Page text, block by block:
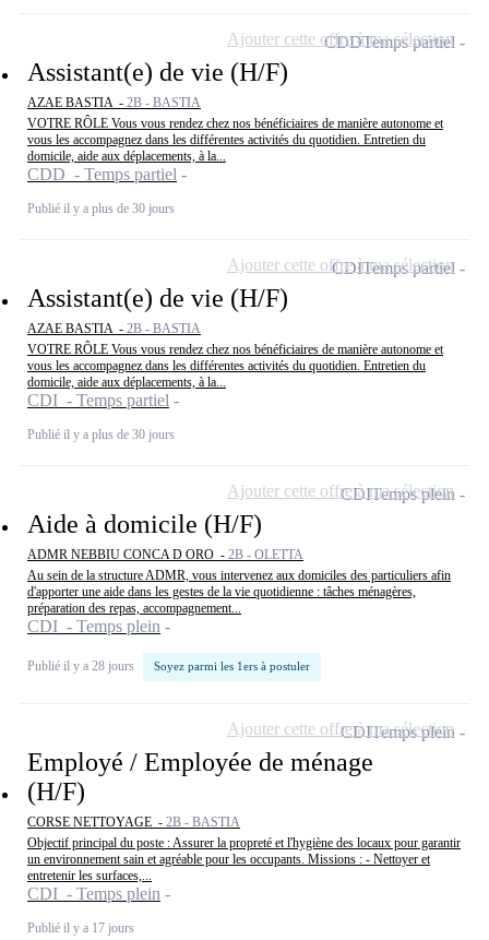
Assistant(e) de vie (H/F)
AZAE BASTIA - 2B - BASTIA
VOTRE RÔLE Vous vous rendez chez nos bénéficiaires de manière autonome et
vous les accompagnez dans les différentes activités du quotidien. Entretien du
domicile, aide aux déplacements, à la...
CDD - Temps partiel
Publié il y a plus de 30 jours
CDDTemps partiel
Ajouter cette offre à ma sélection
Assistant(e) de vie (H/F)
AZAE BASTIA - 2B - BASTIA
VOTRE RÔLE Vous vous rendez chez nos bénéficiaires de manière autonome et
vous les accompagnez dans les différentes activités du quotidien. Entretien du
domicile, aide aux déplacements, à la...
CDI - Temps partiel
Publié il y a plus de 30 jours
CDITemps partiel
Ajouter cette offre à ma sélection
Aide à domicile (H/F)
ADMR NEBBIU CONCA D ORO - 2B - OLETTA
Au sein de la structure ADMR, vous intervenez aux domiciles des particuliers afin
d'apporter une aide dans les gestes de la vie quotidienne : tâches ménagères,
préparation des repas, accompagnement...
CDI - Temps plein
Publié il y a 28 jours Soyez parmi les 1ers à postuler
CDITemps plein
Ajouter cette offre à ma sélection
Employé / Employée de ménage
(H/F)
CORSE NETTOYAGE - 2B - BASTIA
Objectif principal du poste : Assurer la propreté et l'hygiène des locaux pour garantir
un environnement sain et agréable pour les occupants. Missions : - Nettoyer et
entretenir les surfaces,...
CDI - Temps plein
Publié il y a 17 jours
CDITemps plein
Ajouter cette offre à ma sélection